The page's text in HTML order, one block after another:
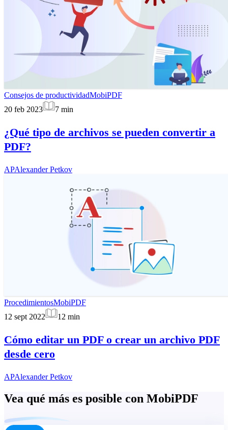
Consejos de productividadMobiPDF
20 feb 2023
7 min
¿Qué tipo de archivos se pueden convertir a
PDF?
APAlexander Petkov
ProcedimientosMobiPDF
12 sept 2022
12 min
Cómo editar un PDF o crear un archivo PDF
desde cero
APAlexander Petkov
Vea qué más es posible con MobiPDF